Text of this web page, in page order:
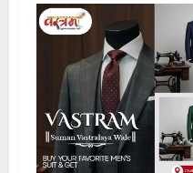
रिटर्न
देरी
पर
SpiceJet
को
नोटिस,
GST
Registration
रद्द
करने
की
तैयारी!!!